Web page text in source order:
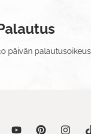
päivän palautusoikeus